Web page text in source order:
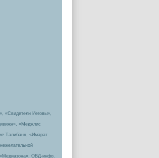
«Свидетели Иеговы»,
«Меджлис
Талибан», «Имарат
«Медиазона», ОВД-инфо.